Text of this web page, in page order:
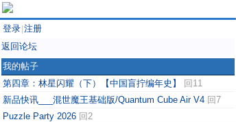
登录 注册
返回论坛
我的帖子
第四章：林星闪耀（下）【中国盲拧编年史】
回11
新品快讯___混世魔王基础版/Quantum Cube Air V4 回7
Puzzle Party 2026 回2